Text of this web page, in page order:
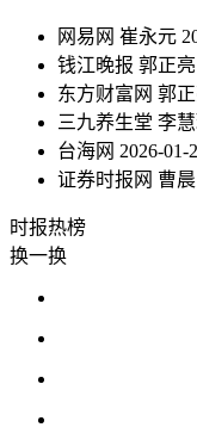
网易网 崔永元
钱江晚报 郭正亮
东方财富网 郭
三九养生堂 李
台海网 2026-01-
证券时报网 曹晨
时报热榜
换一换